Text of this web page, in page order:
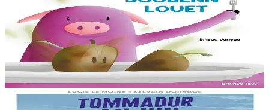
Soubenn louet
C'hoant bras en deuz Rozig da fardañ ur pred a-feson d'e vignoned.
Ganto e vo ur c'houviad dic'hortoz avat...
Er stok8,00 €
8 vloaz hag ouzhpenn
Bannoù-heol